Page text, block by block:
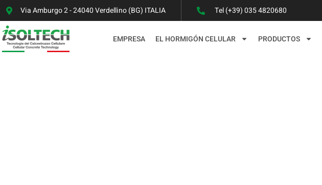
Via Amburgo 2 - 24040 Verdellino (BG) ITALIA Tel (+39) 035 4820680
EMPRESA EL HORMIGÓN CELULAR PRODUCTOS